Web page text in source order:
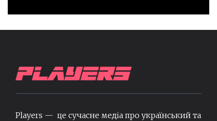
Players — це сучасне медіа про український та